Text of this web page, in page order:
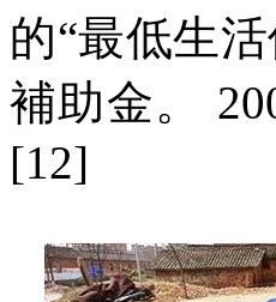
的“最低生
補助金。
[12]